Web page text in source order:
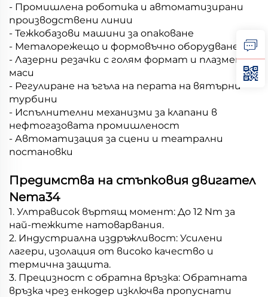
- Промишлена роботика и автоматизирани
производствени линии
- Тежкобазови машини за опаковане
- Металорежещо и формовъчно оборудване
- Лазерни резачки с голям формат и плазмени
маси
- Регулиране на ъгъла на перата на вятърни
турбини
- Испълнителни механизми за клапани в
нефтогазовата промишленост
- Автоматизация за сцени и театрални
постановки
Предимства на стъпковия двигател
Nema34
1. Ултрависок въртящ момент: До 12 Nm за
най-тежките натоварвания.
2. Индустриална издръжливост: Усилени
лагери, изолация от високо качество и
термична защита.
3. Прецизност с обратна връзка: Обратната
връзка чрез енкодер изключва пропуснати